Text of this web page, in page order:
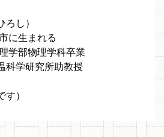
し）
に生まれる
学部物理学科卒業
学研究所助教授
す）